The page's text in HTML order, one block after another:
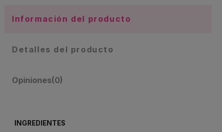
Información del producto
Detalles del producto
Opiniones(0)
INGREDIENTES